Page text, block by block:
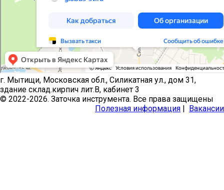
г. Мытищи, Московская обл., Силикатная ул., дом 31,
здание склад.кирпич лит.В, кабинет 3
© 2022-2026. Заточка инструмента. Все права защищены
Полезная информация | Вакансии